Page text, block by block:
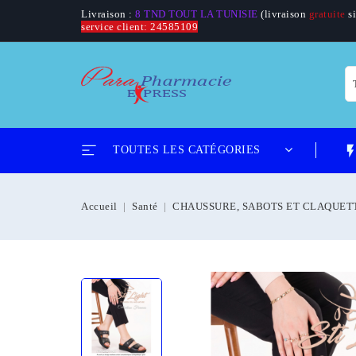
Livraison : 8 TND TOUT LA TUNISIE (livraison gratuite
service client: 24585109
TOUTES LES CATÉGORIES flash_on
Accueil Santé CHAUSSURE, SABOTS ET